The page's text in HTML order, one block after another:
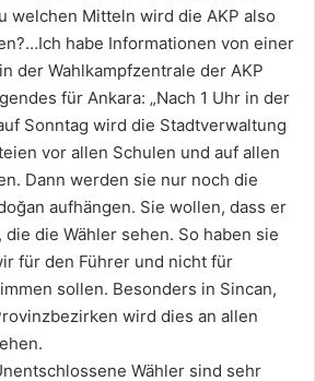
welchen Mitteln wird die AKP also
habe Informationen von einer
der Wahlkampfzentrale der AKP
für Ankara: „Nach 1 Uhr in der
Sonntag wird die Stadtverwaltung
vor allen Schulen und auf allen
Dann werden sie nur noch die
aufhängen. Sie wollen, dass er
die Wähler sehen. So haben sie
für den Führer und nicht für
sollen. Besonders in Sincan,
wird dies an allen
Wähler sind sehr